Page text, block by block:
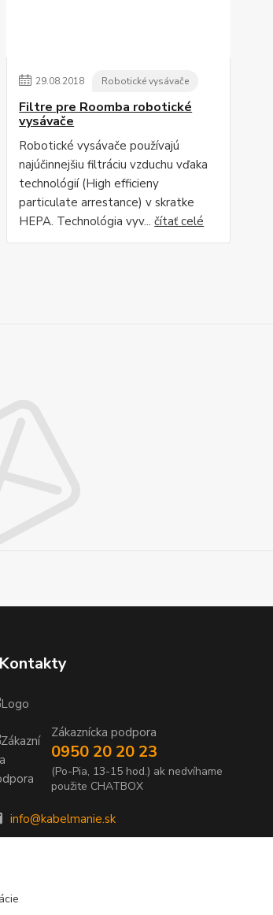
29.08.2018 Robotické vysávače
Filtre pre Roomba robotické
vysávače
Robotické vysávače používajú
najúčinnejšiu filtráciu vzduchu vďaka
technológií (High efficieny
particulate arrestance) v skratke
HEPA. Technológia vyv...čítať celé
Kontakty
Zákaznícka podpora
0950 20 20 23
(Po-Pia, 13-15 hod.) ak nedvíhame
použite CHATBOX
info@kabelmanie.sk